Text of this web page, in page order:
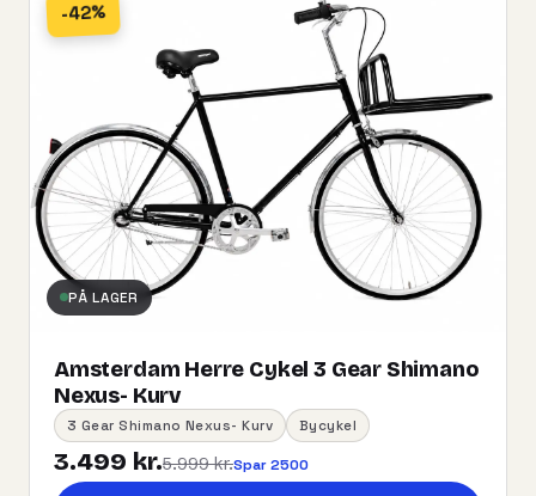
-42%
PÅ LAGER
Amsterdam Herre Cykel 3 Gear Shimano
Nexus- Kurv
3 Gear Shimano Nexus- Kurv Bycykel
3.499 kr.5.999 kr.Spar 2500